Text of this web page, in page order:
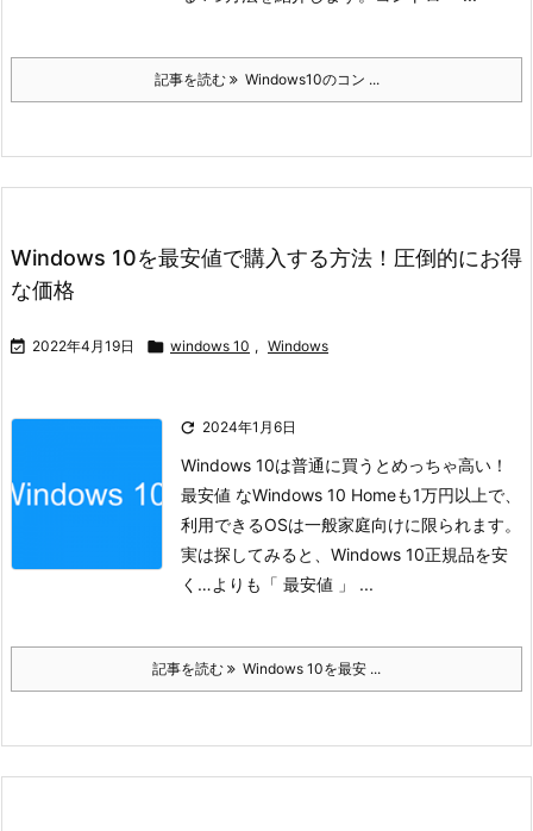
記事を読む Windows10のコン ...
Windows 10を最安値で購入する方法！圧倒的にお得
な価格
 2022年4月19日  windows 10 , Windows
 2024年1月6日
Windows 10は普通に買うとめっちゃ高い！
最安値 なWindows 10 Homeも1万円以上で、
利用できるOSは一般家庭向けに限られます。
実は探してみると、Windows 10正規品を安
く…よりも「 最安値 」 ...
記事を読む Windows 10を最安 ...